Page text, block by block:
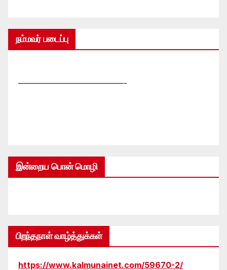
நம்மவர் படைப்பு
—————————————-
இன்றைய பொன் மொழி
பிறந்தநாள் வாழ்த்துக்கள்
https://www.kalmunainet.com/59670-2/